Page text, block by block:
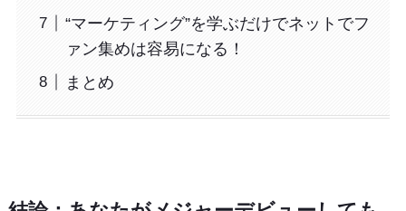
“マーケティング”を学ぶだけでネットでフ
ァン集めは容易になる！
まとめ